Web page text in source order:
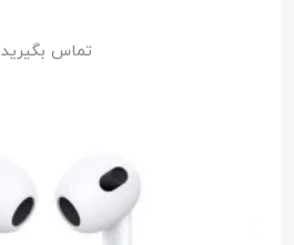
تماس بگیرید